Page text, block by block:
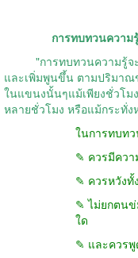
การทบทวนความ
"การทบทวนความรู้จะ
และเพิ่มพูนขึ้น ตามปริมาณ
ในแขนงนั้นๆแม้เพียงชั่วโม
หลายชั่วโมง หรือแม้กระทั่ง
ในการทบท
✎ ควรมีควา
✎ ควรหวังทั้
✎ ไม่ยกตนข่
ใด
✎ และควรพู